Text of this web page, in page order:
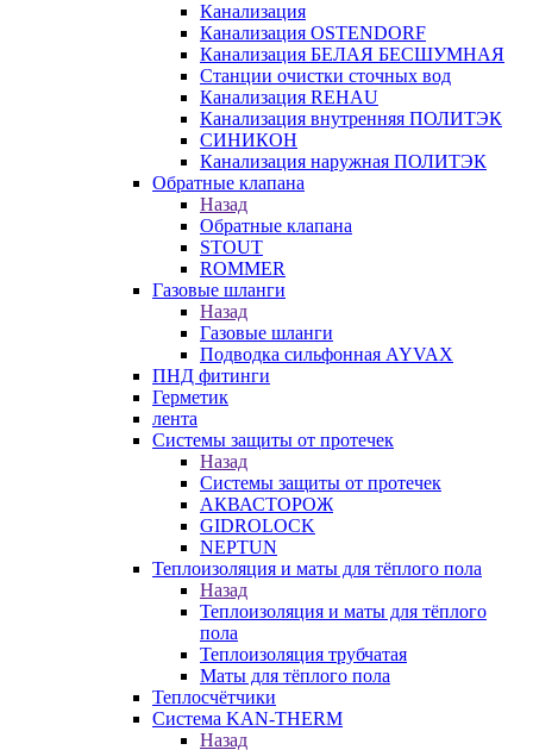
Канализация
Канализация OSTENDORF
Канализация БЕЛАЯ БЕСШУМНАЯ
Станции очистки сточных вод
Канализация REHAU
Канализация внутренняя ПОЛИТЭК
СИНИКОН
Канализация наружная ПОЛИТЭК
Обратные клапана
Назад
Обратные клапана
STOUT
ROMMER
Газовые шланги
Назад
Газовые шланги
Подводка сильфонная AYVAX
ПНД фитинги
Герметик
лента
Системы защиты от протечек
Назад
Системы защиты от протечек
АКВАСТОРОЖ
GIDROLOCK
NEPTUN
Теплоизоляция и маты для тёплого пола
Назад
Теплоизоляция и маты для тёплого
пола
Теплоизоляция трубчатая
Маты для тёплого пола
Теплосчётчики
Система KAN-THERM
Назад